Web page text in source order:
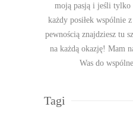
moją pasją i jeśli tylko
każdy posiłek wspólnie
pewnością znajdziesz tu
na każdą okazję! Mam
Was do
Tagi